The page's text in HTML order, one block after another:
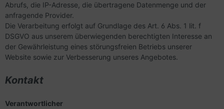
Abrufs, die IP-Adresse, die übertragene Datenmenge und der
anfragende Provider.
Die Verarbeitung erfolgt auf Grundlage des Art. 6 Abs. 1 lit. f
DSGVO aus unserem überwiegenden berechtigten Interesse an
der Gewährleistung eines störungsfreien Betriebs unserer
Website sowie zur Verbesserung unseres Angebotes.
Kontakt
Verantwortlicher